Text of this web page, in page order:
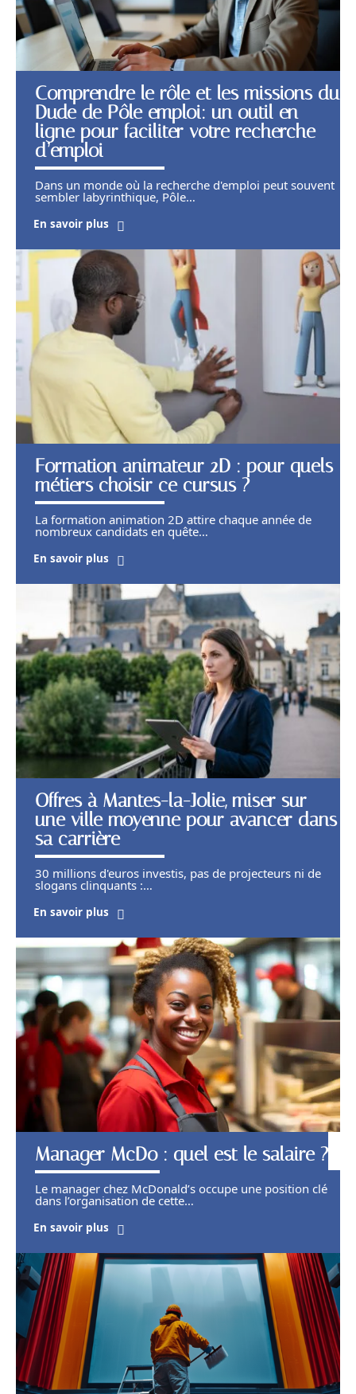
Comprendre le rôle et les missions du
Dude de Pôle emploi: un outil en
ligne pour faciliter votre recherche
d’emploi
Dans un monde où la recherche d'emploi peut souvent
sembler labyrinthique, Pôle…
En savoir plus
Formation animateur 2D : pour quels
métiers choisir ce cursus ?
La formation animation 2D attire chaque année de
nombreux candidats en quête…
En savoir plus
Offres à Mantes-la-Jolie, miser sur
une ville moyenne pour avancer dans
sa carrière
30 millions d'euros investis, pas de projecteurs ni de
slogans clinquants :…
En savoir plus
Manager McDo : quel est le salaire ?
Le manager chez McDonald’s occupe une position clé
dans l’organisation de cette…
En savoir plus